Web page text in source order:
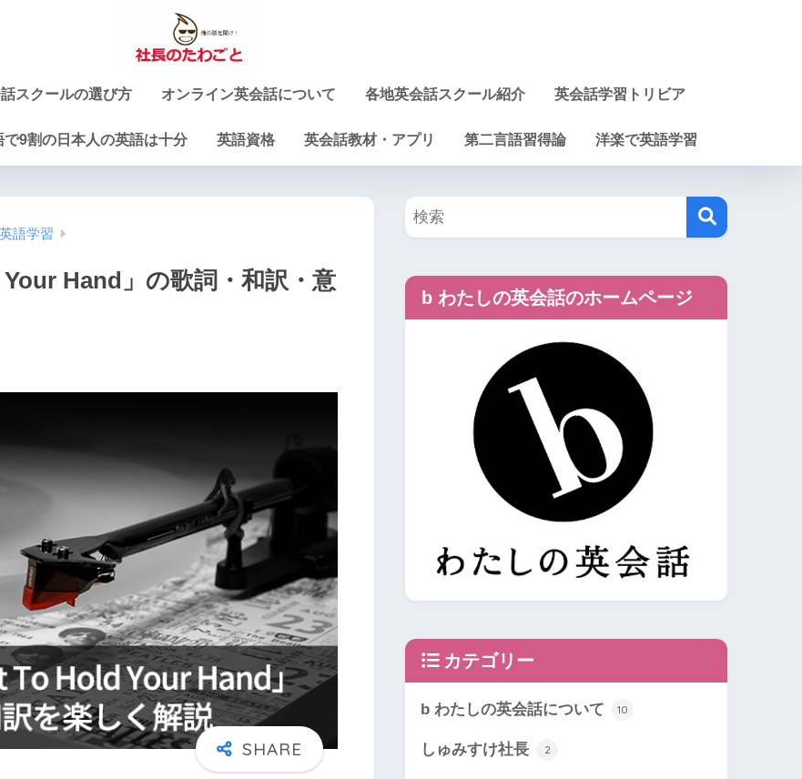
スクールの選び方 オンライン英会話について 各地英会話スクール紹介 英会話学習トリビア
で9割の日本人の英語は十分 英語資格 英会話教材・アプリ 第二言語習得論 洋楽で英語学習
語学習
Hand」の歌詞・和訳・意
b わたしの英会話のホームページ
カテゴリー
b わたしの英会話について 10
しゅみすけ社長 2